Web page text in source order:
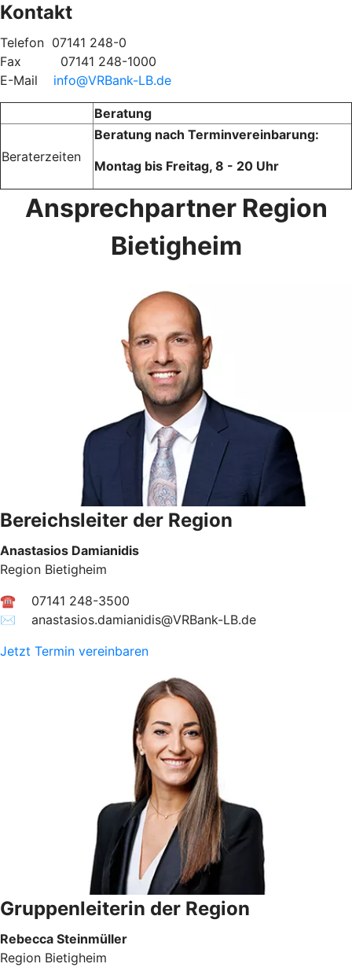
Kontakt
Telefon 07141 248-0
Fax 07141 248-1000
E-Mail info@VRBank-LB.de
Beratung
Beraterzeiten
Beratung nach Terminvereinbarung:
Montag bis Freitag, 8 - 20 Uhr
Ansprechpartner Region
Bietigheim
Bereichsleiter der Region
Anastasios Damianidis
Region Bietigheim
☎ 07141 248-3500
✉︎ anastasios.damianidis@VRBank-LB.de
Jetzt Termin vereinbaren
Gruppenleiterin der Region
Rebecca Steinmüller
Region Bietigheim